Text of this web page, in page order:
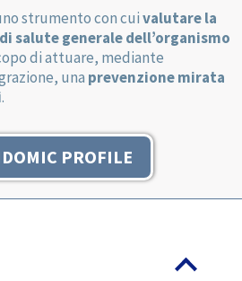
strumento con cuivalutare la
salute generale dell’organismo
di attuare, mediante
una prevenzione mirata
.
PROFILE